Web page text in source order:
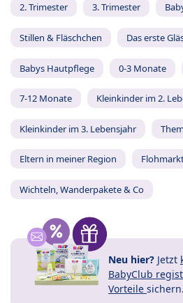
2. Trimester 3. Trimester
Stillen & Fläschchen Das erste
Babys Hautpflege 0-3 Monate
7-12 Monate Kleinkinder im 2.
Kleinkinder im 3. Lebensjahr
Eltern in meiner Region
Wichteln, Wanderpakete & Co
Neu hier? Jetzt
BabyClub
Vorteile sichern.